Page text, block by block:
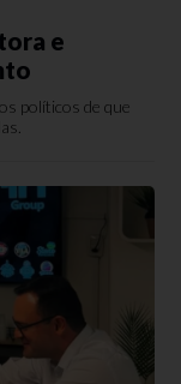
e
políticos de que